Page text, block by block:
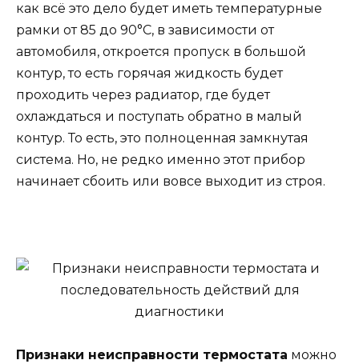
как всё это дело будет иметь температурные
рамки от 85 до 90°C, в зависимости от
автомобиля, откроется пропуск в большой
контур, то есть горячая жидкость будет
проходить через радиатор, где будет
охлаждаться и поступать обратно в малый
контур. То есть, это полноценная замкнутая
система. Но, не редко именно этот прибор
начинает сбоить или вовсе выходит из строя.
Признаки неисправности термостата можно